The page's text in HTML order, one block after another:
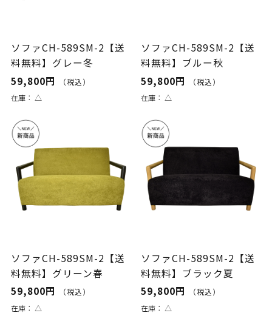
ソファCH-589SM-2【送
料無料】グレー冬
59,800円
（税込）
在庫： △
ソファCH-589SM-2【送
料無料】ブルー秋
59,800円
（税込）
在庫： △
ソファCH-589SM-2【送
料無料】グリーン春
59,800円
（税込）
在庫： △
ソファCH-589SM-2【送
料無料】ブラック夏
59,800円
（税込）
在庫： △